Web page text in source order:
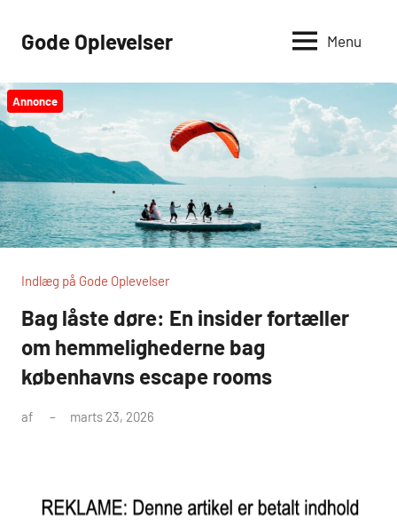
Gode Oplevelser Menu
Annonce
Indlæg på Gode Oplevelser
Bag låste døre: En insider fortæller
om hemmelighederne bag
københavns escape rooms
af marts 23, 2026